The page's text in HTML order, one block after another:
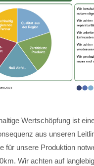
Wertschöpfung ist
aus unseren
für unsere Produktion
Wir achten auf